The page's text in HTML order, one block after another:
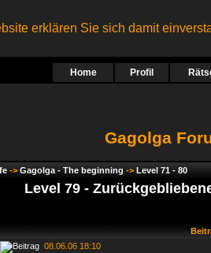
erklären Sie sich damit
Home Profil
Gagolga
-> Gagolga - The beginning -> Level 71 - 80
Level 79 -
08.06.06 18:10